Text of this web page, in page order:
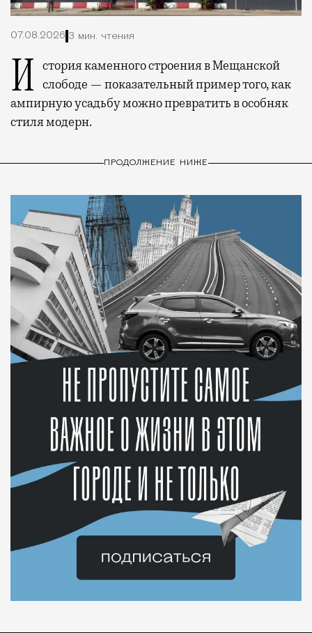
07.08.2026 3 мин. чтения
История каменного строения в Мещанской слободе — показательный пример того, как
ампирную усадьбу можно превратить в особняк
стиля модерн.
ПРОДОЛЖЕНИЕ НИЖЕ